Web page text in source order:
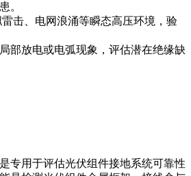
。
击、电网浪涌等瞬态高压环境，验
部放电或电弧现象，评估潜在绝缘缺
专用于评估光伏组件接地系统可靠性